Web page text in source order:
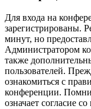
Для входа на
зарегистрированы.
минут, но
Администратором
также
пользователей.
ознакомиться с
конференции.
означает согласие